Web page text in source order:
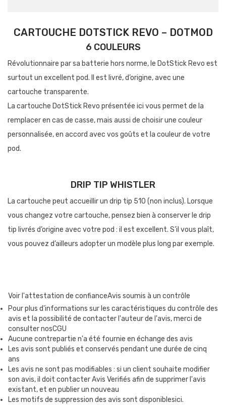
CARTOUCHE DOTSTICK REVO – DOTMOD
6 COULEURS
Révolutionnaire par sa batterie hors norme, le DotStick Revo est
surtout un excellent pod. Il est livré, d’origine, avec une
cartouche transparente.
La cartouche DotStick Revo présentée ici vous permet de la
remplacer en cas de casse, mais aussi de choisir une couleur
personnalisée, en accord avec vos goûts et la couleur de votre
pod.
DRIP TIP WHISTLER
La cartouche peut accueillir un drip tip 510 (non inclus). Lorsque
vous changez votre cartouche, pensez bien à conserver le drip
tip livrés d’origine avec votre pod : il est excellent. S’il vous plaît,
vous pouvez d’ailleurs adopter un modèle plus long par exemple.
La résistance se situe sous la cartouche du pod. Il suffit de tirer
dessus pour la retirer et la remplacer. Avant d’insérer une
nouvelle résistance, pensez bien à l’imbiber de eliquide pour
l’amorcer. Déposez simplement quelques gouttes de eliquide
dans les orifices et sur le coton, au centre.
COMMENT REMPLIR LE RÉSERVOIR DU DOTSTICK
Voir l'attestation de confianceAvis soumis à un contrôle
Pour plus d'informations sur les caractéristiques du contrôle des
avis et la possibilité de contacter l'auteur de l'avis, merci de
consulter nosCGU
Aucune contrepartie n'a été fournie en échange des avis
Les avis sont publiés et conservés pendant une durée de cinq
ans
Les avis ne sont pas modifiables : si un client souhaite modifier
son avis, il doit contacter Avis Verifiés afin de supprimer l'avis
existant, et en publier un nouveau
Les motifs de suppression des avis sont disponiblesici.